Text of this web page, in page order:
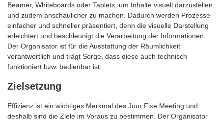
Beamer, Whiteboards oder Tablets, um Inhalte visuell darzustellen
und zudem anschaulicher zu machen. Dadurch werden Prozesse
einfacher und schneller präsentiert, denn die visuelle Darstellung
erleichtert und beschleunigt die Verarbeitung der Informationen.
Der Organisator ist für die Ausstattung der Räumlichkeit
verantwortlich und trägt Sorge, dass diese auch technisch
funktioniert bzw. bedienbar ist.
Zielsetzung
Effizienz ist ein wichtiges Merkmal des Jour Fixe Meeting und
deshalb sind die Ziele im Voraus zu bestimmen. Der Organisator